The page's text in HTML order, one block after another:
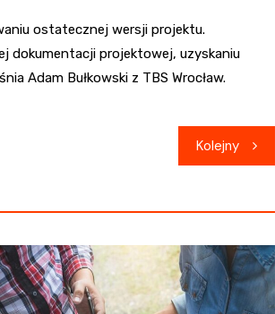
ostatecznej wersji projektu.
dokumentacji projektowej, uzyskaniu
Adam Bułkowski z TBS Wrocław.
Kolejny